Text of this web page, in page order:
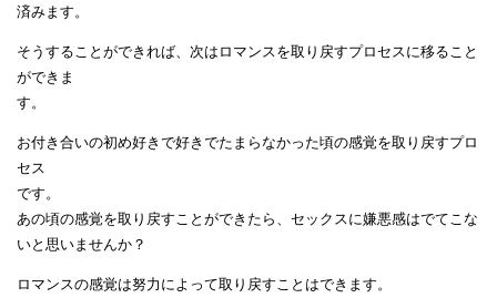
済みます。
そうすることができれば、次はロマンスを取り戻すプロセスに移ること
ができま
す。
お付き合いの初め好きで好きでたまらなかった頃の感覚を取り戻すプロ
セス
です。
あの頃の感覚を取り戻すことができたら、セックスに嫌悪感はでてこな
いと思いませんか？
ロマンスの感覚は努力によって取り戻すことはできます。